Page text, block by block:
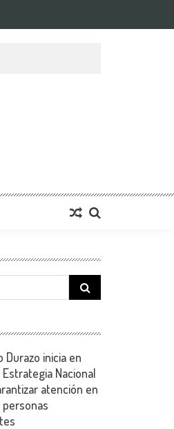
Search
for:
Durazo inicia en
Nacional
atención en
personas